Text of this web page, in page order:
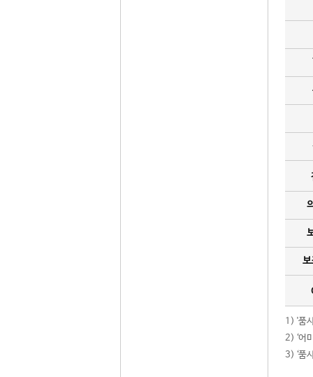
보
1) '품
2) ‘어
3) ‘품